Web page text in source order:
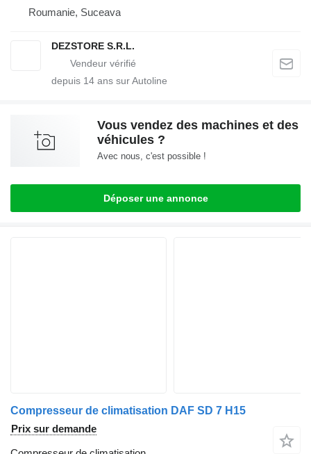
Roumanie, Suceava
DEZSTORE S.R.L.
depuis 14 ans sur Autoline
Vous vendez des machines et des
véhicules ?
Avec nous, c'est possible !
Déposer une annonce
Compresseur de climatisation DAF SD 7 H15
Prix sur demande